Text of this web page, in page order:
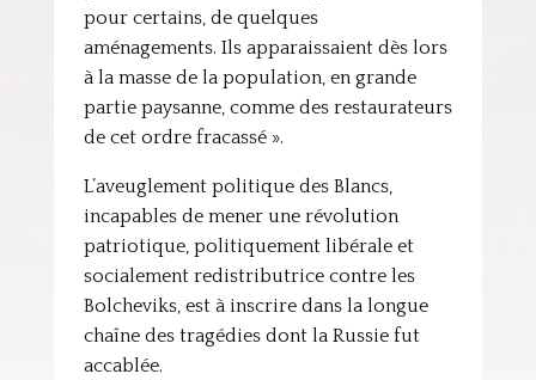
pour certains, de quelques
aménagements. Ils apparaissaient dès lors
à la masse de la population, en grande
partie paysanne, comme des restaurateurs
de cet ordre fracassé ».
L’aveuglement politique des Blancs,
incapables de mener une révolution
patriotique, politiquement libérale et
socialement redistributrice contre les
Bolcheviks, est à inscrire dans la longue
chaîne des tragédies dont la Russie fut
accablée.